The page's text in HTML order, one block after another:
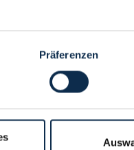
Präferenzen